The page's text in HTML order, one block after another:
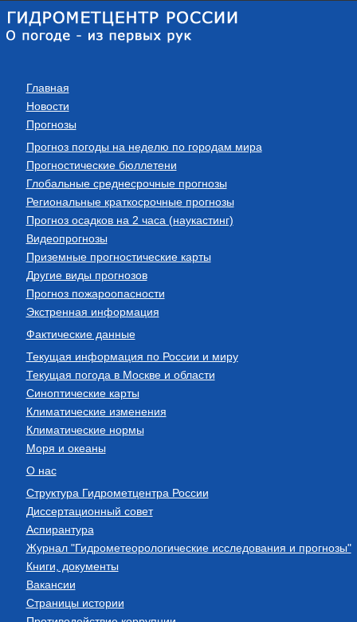
Главная
Новости
Прогнозы
Прогноз погоды на неделю по городам мира
Прогностические бюллетени
Глобальные среднесрочные прогнозы
Региональные краткосрочные прогнозы
Прогноз осадков на 2 часа (наукастинг)
Видеопрогнозы
Приземные прогностические карты
Другие виды прогнозов
Прогноз пожароопасности
Экстренная информация
Фактические данные
Текущая информация по России и миру
Текущая погода в Москве и области
Синоптические карты
Климатические изменения
Климатические нормы
Моря и океаны
О нас
Структура Гидрометцентра России
Диссертационный совет
Аспирантура
Журнал "Гидрометеорологические исследования и прогнозы"
Книги, документы
Вакансии
Страницы истории